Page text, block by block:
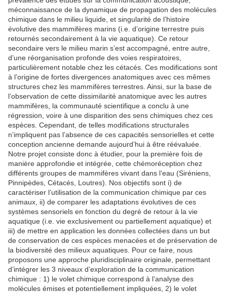
méconnaissance de la dynamique de propagation des molécules
chimique dans le milieu liquide, et singularité de l’histoire
évolutive des mammifères marins (i.e. d’origine terrestre puis
retournés secondairement à la vie aquatique). Ce retour
secondaire vers le milieu marin s’est accompagné, entre autre,
d’une réorganisation profonde des voies respiratoires,
particulièrement notable chez les cétacés. Ces modifications sont
à l’origine de fortes divergences anatomiques avec ces mêmes
structures chez les mammifères terrestres. Ainsi, sur la base de
l’observation de cette dissimilarité anatomique avec les autres
mammifères, la communauté scientifique a conclu à une
régression, voire à une disparition des sens chimiques chez ces
espèces. Cependant, de telles modifications structurales
n’impliquent pas l’absence de ces capacités sensorielles et cette
conception ancienne demande aujourd’hui à être réévaluée.
Notre projet consiste donc à étudier, pour la première fois de
manière approfondie et intégrée, cette chémoréception chez
différents groupes de mammifères vivant dans l’eau (Siréniens,
Pinnipèdes, Cétacés, Loutres). Nos objectifs sont i) de
caractériser l’utilisation de la communication chimique par ces
animaux, ii) de comparer les adaptations évolutives de ces
systèmes sensoriels en fonction du degré de retour à la vie
aquatique (i.e. vie exclusivement ou partiellement aquatique) et
iii) de mettre en application les données collectées dans un but
de conservation de ces espèces menacées et de préservation de
la biodiversité des milieux aquatiques. Pour ce faire, nous
proposons une approche pluridisciplinaire originale, permettant
d’intégrer les 3 niveaux d’exploration de la communication
chimique : 1) le volet chimique correspond à l’analyse des
molécules émises et potentiellement impliquées, 2) le volet